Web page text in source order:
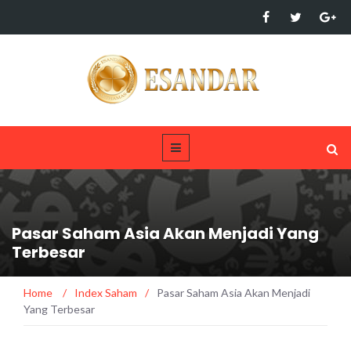
Pasar Saham Asia Akan Menjadi Yang
Terbesar
Home / Index Saham /
Pasar Saham Asia Akan Menjadi
Yang Terbesar